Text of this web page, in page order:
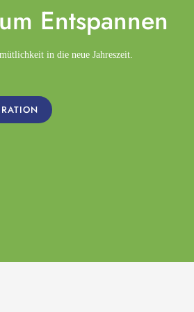
Entspannen
in die neue Jahreszeit.